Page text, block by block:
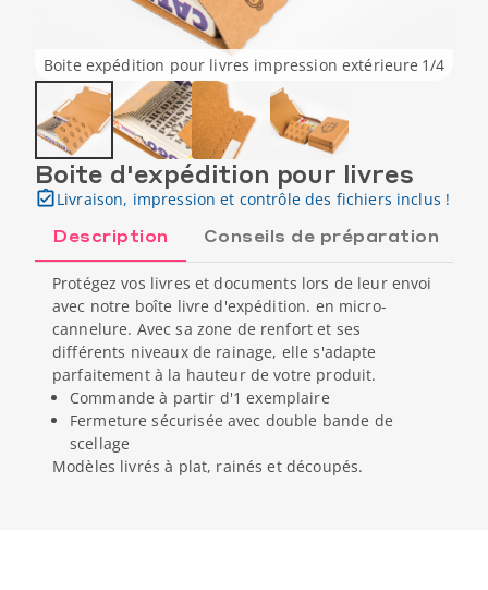
Boite expédition pour livres impression extérieure 1/4
Boite d'expédition pour livres
Livraison, impression et contrôle des fichiers inclus !
Description Conseils de préparation
Protégez vos livres et documents lors de leur envoi
avec notre boîte livre d'expédition. en micro-
cannelure. Avec sa zone de renfort et ses
différents niveaux de rainage, elle s'adapte
parfaitement à la hauteur de votre produit.
Commande à partir d'1 exemplaire
Fermeture sécurisée avec double bande de
scellage
Modèles livrés à plat, rainés et découpés.